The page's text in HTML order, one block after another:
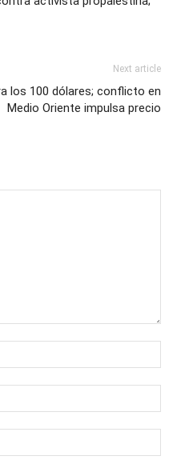
Next article
los 100 dólares; conflicto en
Medio Oriente impulsa precio